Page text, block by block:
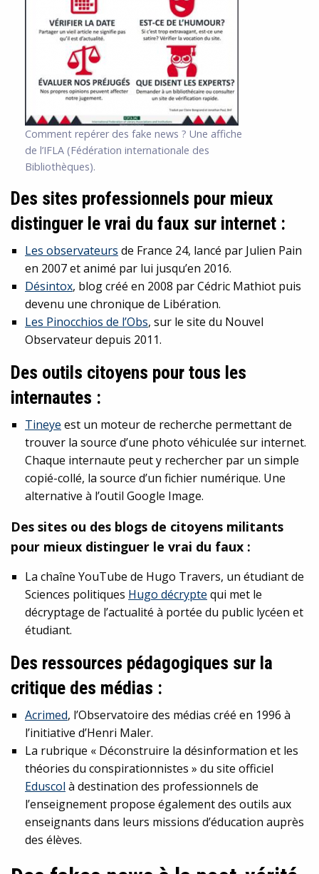
Comment repérer des fake news ? Une affiche
de l’IFLA (Fédération internationale des
Bibliothèques).
Des sites professionnels pour mieux
distinguer le vrai du faux sur internet :
Les observateurs de France 24, lancé par Julien Pain
en 2007 et animé par lui jusqu’en 2016.
Désintox, blog créé en 2008 par Cédric Mathiot puis
devenu une chronique de Libération.
Les Pinocchios de l’Obs, sur le site du Nouvel
Observateur depuis 2011.
Des outils citoyens pour tous les
internautes :
Tineye est un moteur de recherche permettant de
trouver la source d’une photo véhiculée sur internet.
Chaque internaute peut y rechercher par un simple
copié-collé, la source d’un fichier numérique. Une
alternative à l’outil Google Image.
Des sites ou des blogs de citoyens militants
pour mieux distinguer le vrai du faux :
La chaîne YouTube de Hugo Travers, un étudiant de
Sciences politiques Hugo décrypte qui met le
décryptage de l’actualité à portée du public lycéen et
étudiant.
Des ressources pédagogiques sur la
critique des médias :
Acrimed, l’Observatoire des médias créé en 1996 à
l’initiative d’Henri Maler.
La rubrique « Déconstruire la désinformation et les
théories du conspirationnistes » du site officiel
Eduscol à destination des professionnels de
l’enseignement propose également des outils aux
enseignants dans leurs missions d’éducation auprès
des élèves.